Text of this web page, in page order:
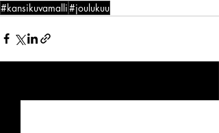
#kansikuvamalli#joulukuu